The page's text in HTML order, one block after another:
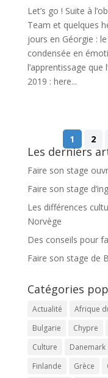
Let’s go ! Suite à
Team et quelques
jours en Géorgie :
condensée en
l’apprentissage que
2019 : here...
1
2
Les derniers
Faire son stage
Faire son stage
Les différences
Norvège
Des conseils pour
Faire son stage de
Catégories
Actualité Afrique
Bulgarie
Chypre
Culture
Danemark
Finlande
Grèce